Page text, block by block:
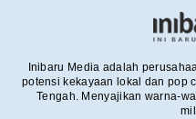
Inibaru Media adalah
potensi kekayaan lokal dan pop
Tengah. Menyajikan warna-